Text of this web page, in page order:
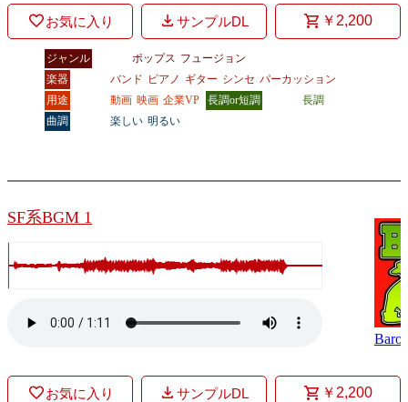
お気に入り サンプルDL ￥2,200
ジャンル ポップス フュージョン
楽器
バンド ピアノ ギター シンセ パーカッション
用途
動画 映画 企業VP 長調or短調
長調
曲調
楽しい 明るい
SF系BGM 1
お気に入り サンプルDL ￥2,200